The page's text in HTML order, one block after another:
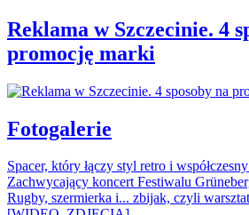
Reklama w Szczecinie. 4
promocję marki
Fotogalerie
Spacer, który łączy styl retro i
Zachwycający koncert Festiwalu
Rugby, szermierka i... zbijak, czyli